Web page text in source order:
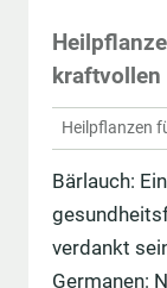
Heilpflanzen
Bärlauch:
verdankt
Germanen: